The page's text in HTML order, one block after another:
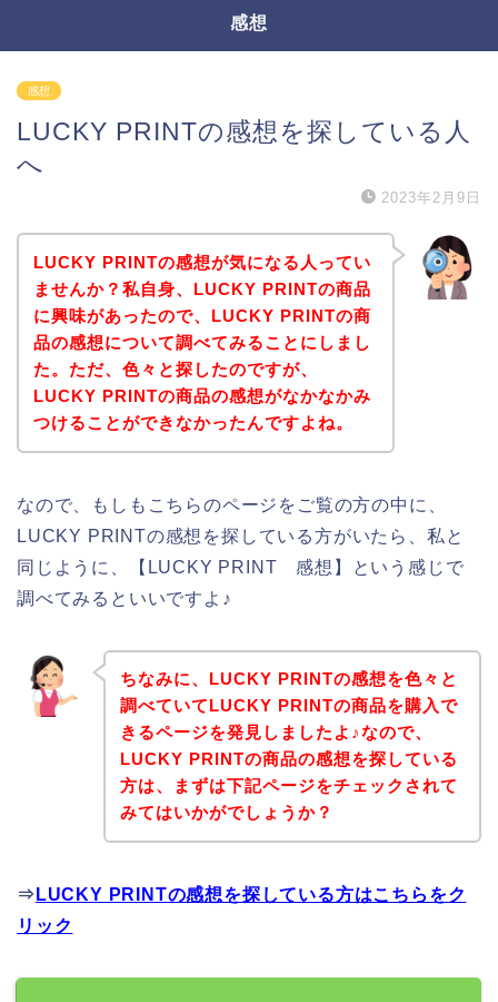
感想
感想
LUCKY PRINTの感想を探している人
へ
2023年2月9日
LUCKY PRINTの感想が気になる人ってい
ませんか？私自身、LUCKY PRINTの商品
に興味があったので、LUCKY PRINTの商
品の感想について調べてみることにしまし
た。ただ、色々と探したのですが、
LUCKY PRINTの商品の感想がなかなかみ
つけることができなかったんですよね。
なので、もしもこちらのページをご覧の方の中に、
LUCKY PRINTの感想を探している方がいたら、私と
同じように、【LUCKY PRINT 感想】という感じで
調べてみるといいですよ♪
ちなみに、LUCKY PRINTの感想を色々と
調べていてLUCKY PRINTの商品を購入で
きるページを発見しましたよ♪なので、
LUCKY PRINTの商品の感想を探している
方は、まずは下記ページをチェックされて
みてはいかがでしょうか？
⇒ LUCKY PRINTの感想を探している方はこちらをク
リック